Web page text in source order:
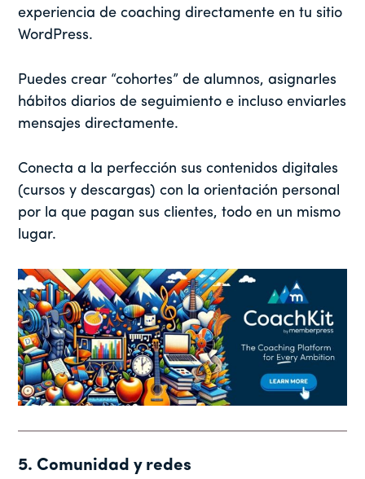
experiencia de coaching directamente en tu sitio
WordPress.
Puedes crear “cohortes” de alumnos, asignarles
hábitos diarios de seguimiento e incluso enviarles
mensajes directamente.
Conecta a la perfección sus contenidos digitales
(cursos y descargas) con la orientación personal
por la que pagan sus clientes, todo en un mismo
lugar.
5. Comunidad y redes